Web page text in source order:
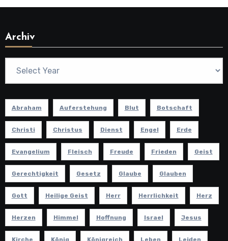
Archiv
Abraham Auferstehung Blut Botschaft
Christi Christus Dienst Engel Erde
Evangelium Fleisch Freude Frieden Geist
Gerechtigkeit Gesetz Glaube Glauben
Gott Heilige Geist Herr Herrlichkeit Herz
Herzen Himmel Hoffnung Israel Jesus
Kirche König Königreich Leben Leiden